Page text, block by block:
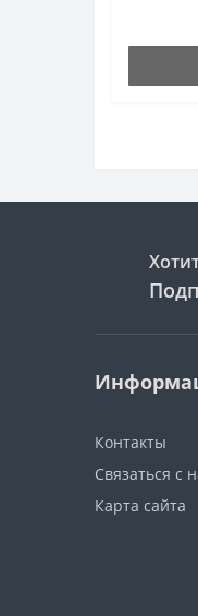
Контакты
Связаться с
Карта сайта